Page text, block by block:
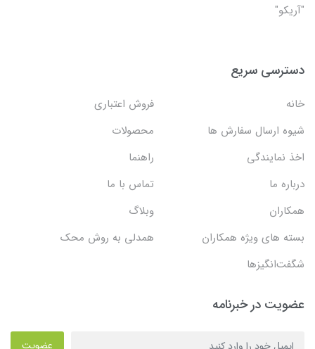
"آریکو"
دسترسی سریع
خانه
فروش اعتباری
شیوه ارسال سفارش ها
محصولات
اخذ نمایندگی
راهنما
درباره ما
تماس با ما
همکاران
وبلاگ
بسته های ویژه همکاران
همدلی به روش محک
شگفت‌انگیزها
عضویت در خبرنامه
عضویت